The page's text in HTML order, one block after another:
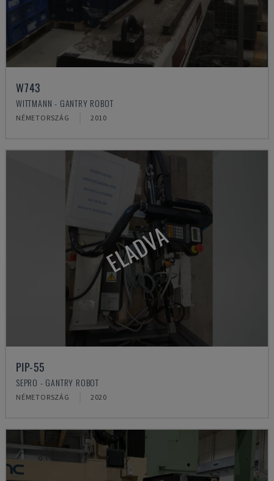
W743
WITTMANN - GANTRY ROBOT
NÉMETORSZÁG 2010
ELADVA
PIP-55
SEPRO - GANTRY ROBOT
NÉMETORSZÁG 2020